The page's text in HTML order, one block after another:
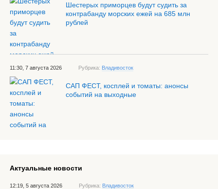
Шестерых приморцев будут судить за
контрабанду морских ежей на 685 млн
рублей
11:30, 7 августа 2026 Рубрика: Владивосток
САП ФЕСТ, косплей и томаты: анонсы
событий на выходные
Актуальные новости
12:19, 5 августа 2026 Рубрика: Владивосток